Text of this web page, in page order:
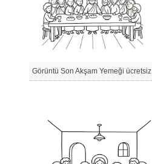
Görüntü Son Akşam Yemeği ücretsiz